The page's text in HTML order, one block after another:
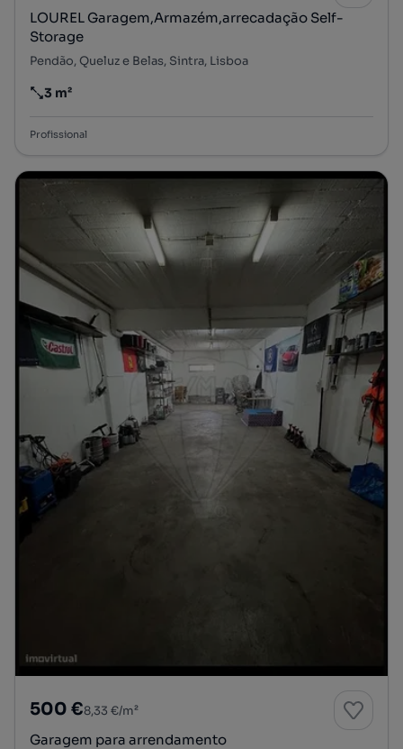
LOUREL Garagem,Armazém,arrecadação Self-
Storage
Pendão, Queluz e Belas, Sintra, Lisboa
Preço por metro quadrado
3 m²
Profissional
500 €8,33 €/m²
Garagem para arrendamento